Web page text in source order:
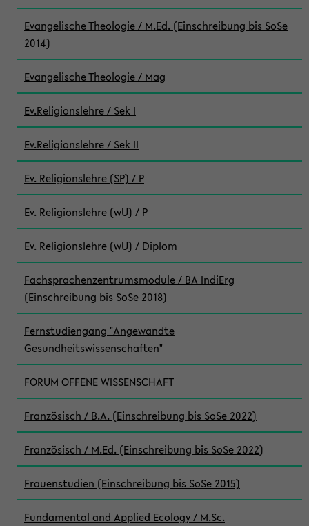
Evangelische Theologie / M.Ed. (Einschreibung bis SoSe
2014)
Evangelische Theologie / Mag
Ev.Religionslehre / Sek I
Ev.Religionslehre / Sek II
Ev. Religionslehre (SP) / P
Ev. Religionslehre (wU) / P
Ev. Religionslehre (wU) / Diplom
Fachsprachenzentrumsmodule / BA IndiErg
(Einschreibung bis SoSe 2018)
Fernstudiengang "Angewandte
Gesundheitswissenschaften"
FORUM OFFENE WISSENSCHAFT
Französisch / B.A. (Einschreibung bis SoSe 2022)
Französisch / M.Ed. (Einschreibung bis SoSe 2022)
Frauenstudien (Einschreibung bis SoSe 2015)
Fundamental and Applied Ecology / M.Sc.